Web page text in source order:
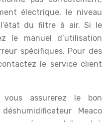
électrique, le niveau
du filtre à air. Si le
le manuel d’utilisation
spécifiques. Pour des
le service client
assurerez le bon
Meaco